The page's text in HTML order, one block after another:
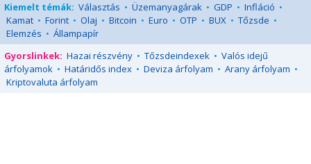
Kiemelt témák: Választás • Üzemanyagárak • GDP • Infláció •
Kamat • Forint • Olaj • Bitcoin • Euro • OTP • BUX • Tőzsde •
Elemzés • Állampapír
Gyorslinkek: Hazai részvény • Tőzsdeindexek • Valós idejű
árfolyamok • Határidős index • Deviza árfolyam • Arany árfolyam •
Kriptovaluta árfolyam